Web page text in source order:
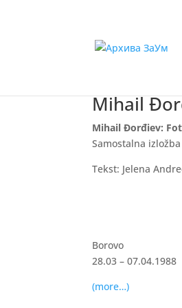
Mihail
Mihail Đorđiev:
Samostalna izložba
Tekst: Jelena
Borovo
28.03 – 07.04.1988
(more…)